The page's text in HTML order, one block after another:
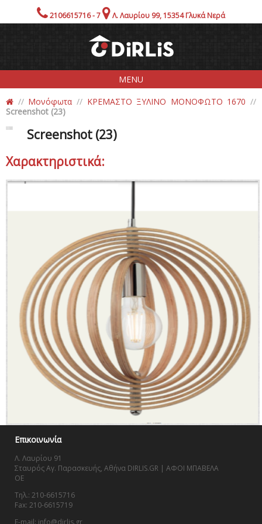
2106615716 - 7 Λ. Λαυρίου 99, 15354 Γλυκά Νερά
MENU
Προιόντα
Ενημέρωση
// Μονόφωτα // ΚΡΕΜΑΣΤΟ ΞΥΛΙΝΟ ΜΟΝΟΦΩΤΟ 1670 //
Screenshot (23)
Screenshot (23)
Χαρακτηριστικά:
Επικοινωνία
Λ. Λαυρίου 91
Σταυρός Αγ. Παρασκευής, Αθήνα DIRLIS.GR | ΑΦΟΙ ΜΠΑΒΕΛΑ
OE
Τηλ.: 210-6615716
Fax: 210-6615719